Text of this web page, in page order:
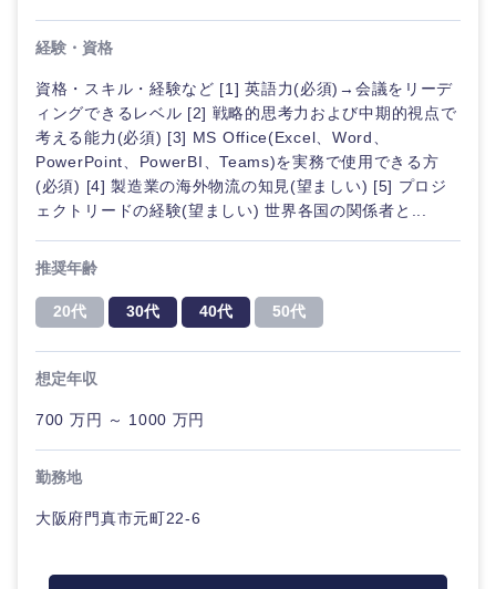
経験・資格
資格・スキル・経験など [1] 英語力(必須)→会議をリーデ
ィングできるレベル [2] 戦略的思考力および中期的視点で
考える能力(必須) [3] MS Office(Excel、Word、
PowerPoint、PowerBI、Teams)を実務で使用できる方
(必須) [4] 製造業の海外物流の知見(望ましい) [5] プロジ
ェクトリードの経験(望ましい) 世界各国の関係者と...
推奨年齢
20代 30代 40代 50代
想定年収
700 万円 ～ 1000 万円
勤務地
大阪府門真市元町22-6